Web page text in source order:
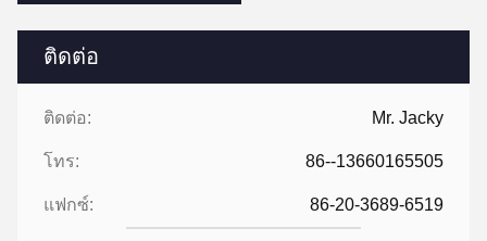
ติดต่อ
ติดต่อ: Mr. Jacky
โทร: 86--13660165505
แฟกซ์: 86-20-3689-6519